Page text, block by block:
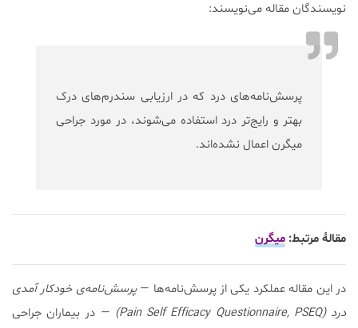
نویسندگان مقاله می‌نویسند:
پرسش‌نامه‌های درد که در ارزیابی سندرم‌های درک
بهتر و رایج‌تر درد استفاده می‌شوند، در مورد جراحی
میگرن اعمال نشده‌اند.
مقالۀ مرتبط: میگرن
در این مقاله عملکرد یکی از پرسش‌نامه‌ها —پرسش‌نامه‌ی خودکار آمدی
درد (Pain Self Efficacy Questionnaire, PSEQ)
— در بیماران جراحی